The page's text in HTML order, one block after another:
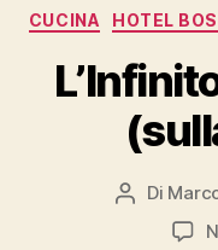
CUCINA HOTEL
Autore
articolo
Di